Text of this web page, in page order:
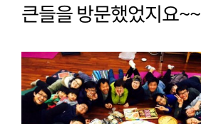
큰들을 방문했었지요~~